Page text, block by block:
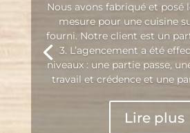
Nous avons fabriqué et posé
mesure pour une cuisine
fourni. Notre client est un
3. L’agencement a été
niveaux : une partie passe,
travail et crédence et une
Lire plus